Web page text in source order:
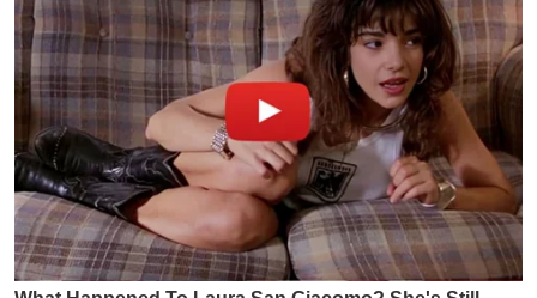
रा
य
ब
ज
ट
खे
ल
क्रि
के